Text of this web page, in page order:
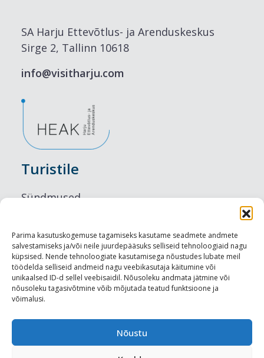
Parima kasutuskogemuse tagamiseks kasutame seadmete andmete
salvestamiseks ja/või neile juurdepääsuks selliseid tehnoloogiaid nagu
küpsised. Nende tehnoloogiate kasutamisega nõustudes lubate meil
töödelda selliseid andmeid nagu veebikasutaja käitumine või
unikaalsed ID-d sellel veebisaidil. Nõusoleku andmata jätmine või
nõusoleku tagasivõtmine võib mõjutada teatud funktsioone ja
võimalusi.
Nõustu
SA Harju Ettevõtlus- ja Arenduskeskus
Sirge 2, Tallinn 10618
info@visitharju.com
Turistile
Sündmused
Maitseelamused
Vaatamisväärsused
Visit Tallinn
Turismiprofessionaalile